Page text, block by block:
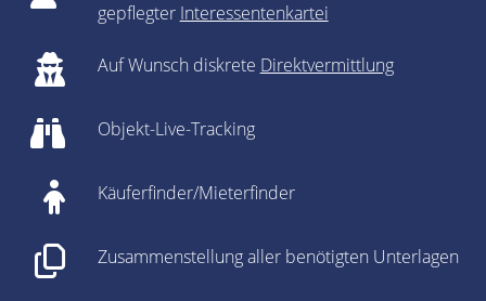
gepflegter Interessentenkartei
Auf Wunsch diskrete Direktvermittlung
Objekt-Live-Tracking
Käuferfinder/Mieterfinder
Zusammenstellung aller benötigten Unterlagen